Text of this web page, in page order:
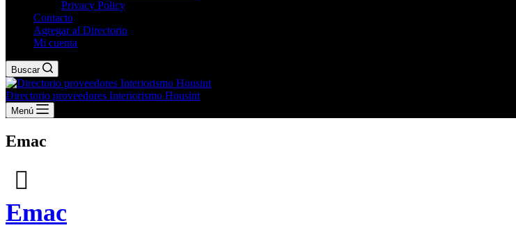
Privacy Policy
Contacto
Agregar al Directorio
Mi cuenta
Buscar
Directorio proveedores Interiorismo Housint
Menú
Emac
Emac